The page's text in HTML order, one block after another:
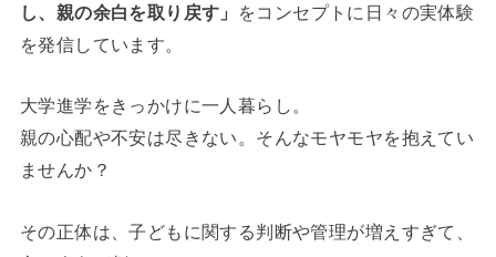
し、親の余白を取り戻す」
をコンセプトに日々の実体験
を発信しています。
大学進学をきっかけに一人暮らし。
親の心配や不安は尽きない。そんなモヤモヤを抱えてい
ませんか？
その正体は、子どもに関する判断や管理が増えすぎて、